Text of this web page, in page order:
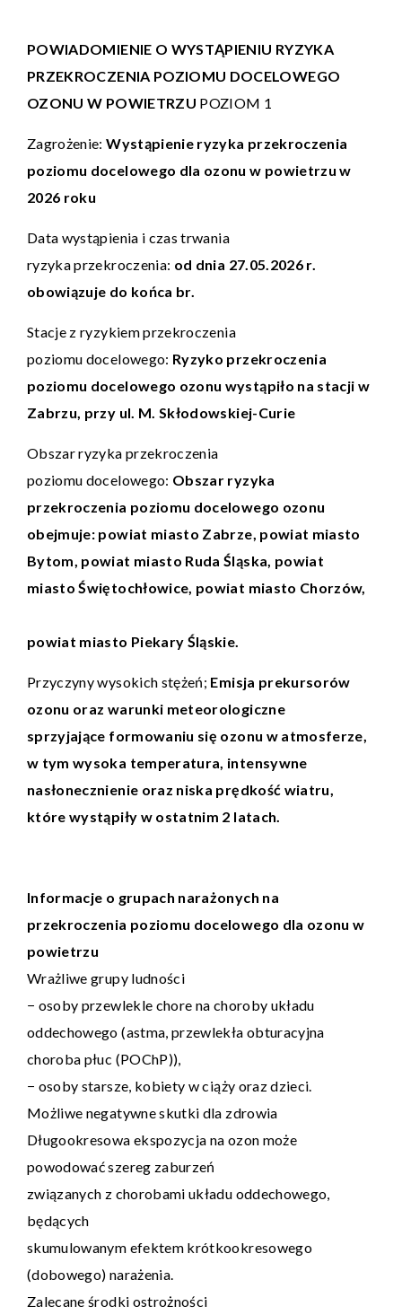
POWIADOMIENIE O WYSTĄPIENIU RYZYKA
PRZEKROCZENIA POZIOMU DOCELOWEGO
OZONU W POWIETRZU POZIOM 1
Zagrożenie: Wystąpienie ryzyka przekroczenia
poziomu docelowego dla ozonu w powietrzu w
2026 roku
Data wystąpienia i czas trwania
ryzyka przekroczenia: od dnia 27.05.2026 r.
obowiązuje do końca br.
Stacje z ryzykiem przekroczenia
poziomu docelowego: Ryzyko przekroczenia
poziomu docelowego ozonu wystąpiło na stacji w
Zabrzu, przy ul. M. Skłodowskiej-Curie
Obszar ryzyka przekroczenia
poziomu docelowego: Obszar ryzyka
przekroczenia poziomu docelowego ozonu
obejmuje: powiat miasto Zabrze, powiat miasto
Bytom, powiat miasto Ruda Śląska, powiat
miasto Świętochłowice, powiat miasto Chorzów,
powiat miasto Piekary Śląskie.
Przyczyny wysokich stężeń; Emisja prekursorów
ozonu oraz warunki meteorologiczne
sprzyjające formowaniu się ozonu w atmosferze,
w tym wysoka temperatura, intensywne
nasłonecznienie oraz niska prędkość wiatru,
które wystąpiły w ostatnim 2 latach.
Informacje o grupach narażonych na
przekroczenia poziomu docelowego dla ozonu w
powietrzu
Wrażliwe grupy ludności
− osoby przewlekle chore na choroby układu
oddechowego (astma, przewlekła obturacyjna
choroba płuc (POChP)),
− osoby starsze, kobiety w ciąży oraz dzieci.
Możliwe negatywne skutki dla zdrowia
Długookresowa ekspozycja na ozon może
powodować szereg zaburzeń
związanych z chorobami układu oddechowego,
będących
skumulowanym efektem krótkookresowego
(dobowego) narażenia.
Zalecane środki ostrożności